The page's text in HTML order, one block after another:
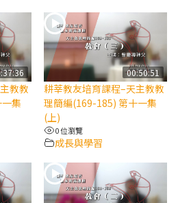
慧】：聖方濟的靈修，「不占為己
之旅】第八集：「耶穌為什麼降生到
高樂祈修女
10【萬物讚頌頌歌 – 太陽與生態音
紀念聖方濟與已逝教宗方濟各（中）
10【萬物讚頌頌歌 – 太陽與生態音
念聖方濟與已逝教宗方濟各（下）
教教
集
00:50:51
耕莘教友培育課程–天主教教
理簡編(169-185) 第十一集
(上)
0 位瀏覽
成長與學習